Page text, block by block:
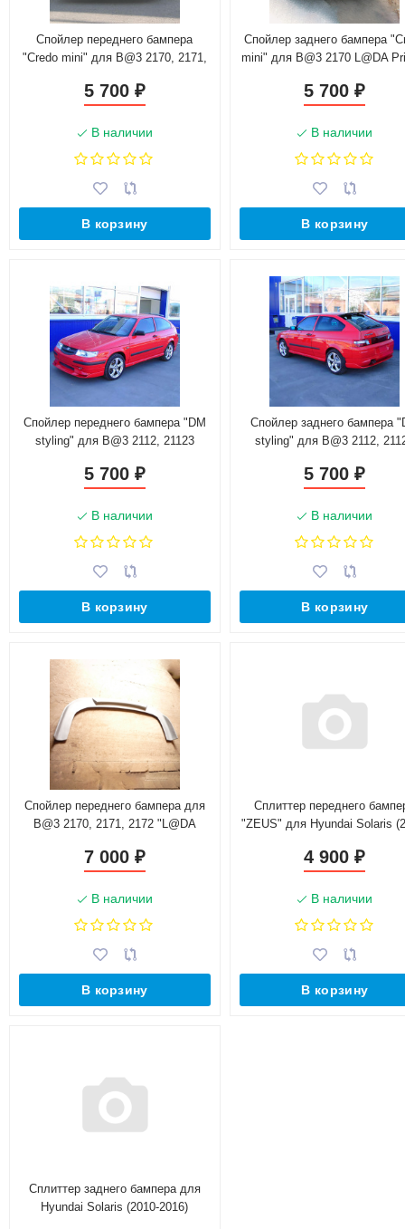
Спойлер переднего бампера
"Credo mini" для B@3 2170, 2171,
5 700 ₽
В наличии
В корзину
Спойлер заднего бампера
mini" для B@3 2170 L@DA
5 700₽
В наличии
В корзину
Спойлер переднего бампера "DM
styling" для B@3 2112, 21123
5 700 ₽
В наличии
В корзину
Спойлер заднего бампера
styling" для B@3 2112,
5 700₽
В наличии
В корзину
Спойлер переднего бампера для
B@3 2170, 2171, 2172 "L@DA
7 000 ₽
В наличии
В корзину
Сплиттер переднего
"ZEUS" для Hyundai Solaris
4 900₽
В наличии
В корзину
Сплиттер заднего бампера для
Hyundai Solaris (2010-2016)